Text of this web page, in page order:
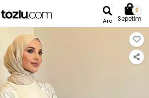
Ara
0
Sepetim